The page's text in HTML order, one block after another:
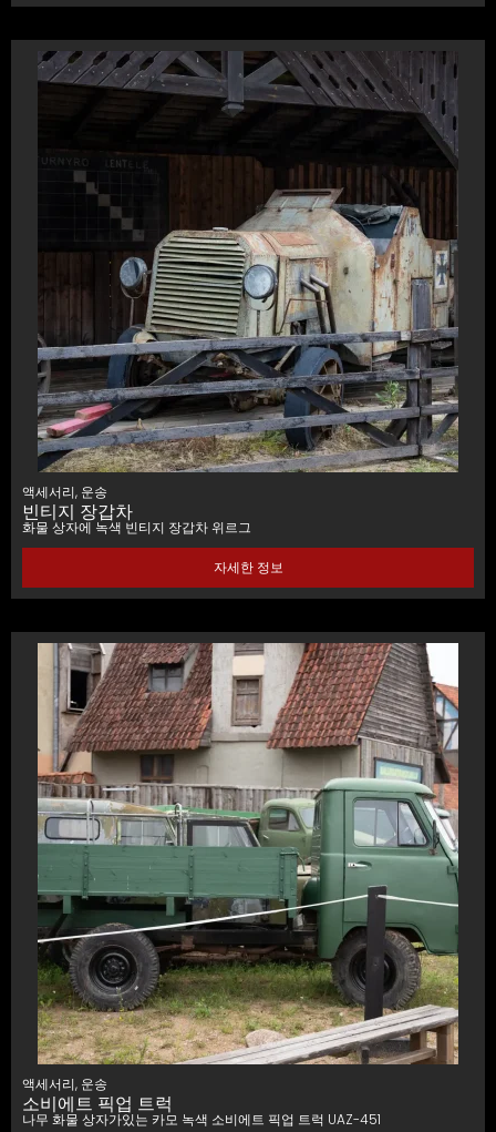
액세서리, 운송
빈티지 장갑차
화물 상자에 녹색 빈티지 장갑차 위르그
자세한 정보
액세서리, 운송
소비에트 픽업 트럭
나무 화물 상자가있는 카모 녹색 소비에트 픽업 트럭 UAZ-451